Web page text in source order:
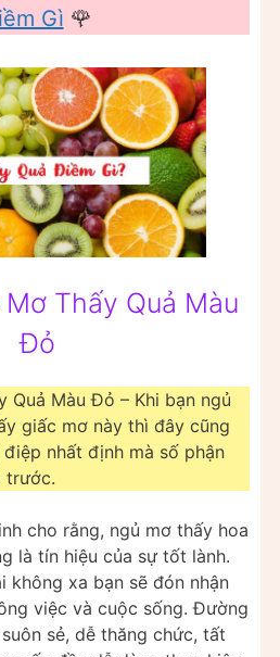
Gì 🌹
Thấy Quả Màu
Đỏ
Quả Màu Đỏ – Khi bạn ngủ
giấc mơ này thì đây cũng
nhất định mà số phận
trước.
cho rằng, ngủ mơ thấy hoa
là tín hiệu của sự tốt lành.
không xa bạn sẽ đón nhận
việc và cuộc sống. Đường
sẻ, dễ thăng chức, tất